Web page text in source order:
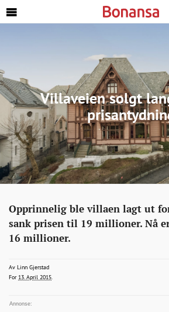
Villaveien solgt
Eiendom
http://bonansa.no/artikkel/
solgt-
langt-
prisantydning/
Opprinnelig ble villaen lagt ut
sank prisen til 19 millioner. Nå
16 millioner.
Av Linn Gjerstadlinn.gjerstad@bt.no
2015-04-13T10:17:16+00:00
2015-04-13T10:17:16+00:00
2015-04-13T11:05:33+00:00
For 13. April 2015